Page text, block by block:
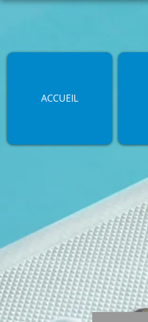
ACCUEIL